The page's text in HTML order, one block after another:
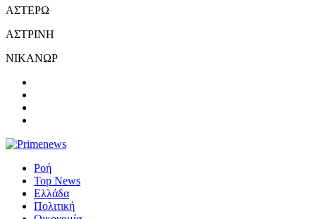
ΑΣΤΕΡΩ
ΑΣΤΡΙΝΗ
ΝΙΚΑΝΩΡ
Ροή
Top News
Ελλάδα
Πολιτική